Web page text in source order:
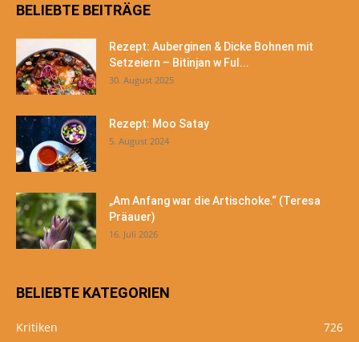
BELIEBTE BEITRÄGE
Rezept: Auberginen & Dicke Bohnen mit
Setzeiern – Bitinjan w Ful...
30. August 2025
Rezept: Moo Satay
5. August 2024
„Am Anfang war die Artischoke.“ (Teresa
Präauer)
16. Juli 2026
BELIEBTE KATEGORIEN
Kritiken
726